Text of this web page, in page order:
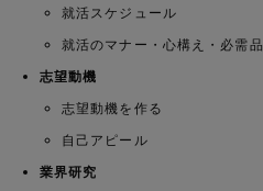
就活スケジュール
就活のマナー・心構え・必需品
志望動機
志望動機を作る
自己アピール
業界研究